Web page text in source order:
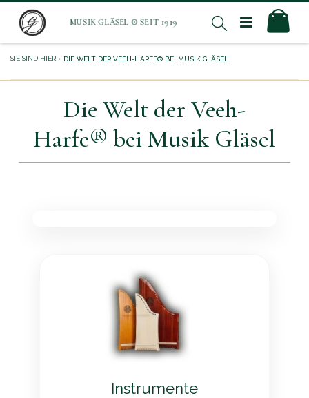
Direkt
zum
Suche
DIE WELT DER VEEH-HARFE® BEI MUSIK GLÄSEL
Die Welt der Veeh-
Harfe® bei Musik Gläsel
Instrumente